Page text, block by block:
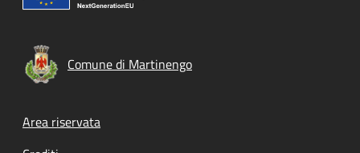
Comune di Martinengo
Footer menu
Area riservata